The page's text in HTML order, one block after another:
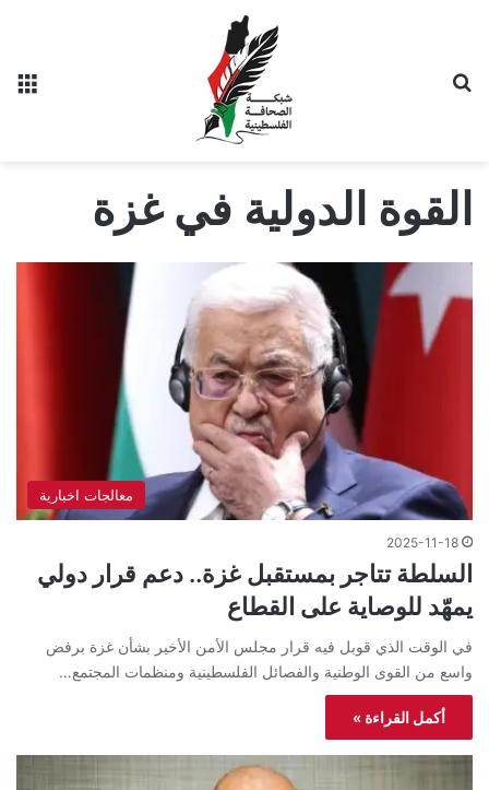
القوة الدولية في غزة
معالجات اخبارية
2025-11-18
السلطة تتاجر بمستقبل غزة.. دعم قرار دولي
يمهّد للوصاية على القطاع
في الوقت الذي قوبل فيه قرار مجلس الأمن الأخير بشأن غزة برفض
واسع من القوى الوطنية والفصائل الفلسطينية ومنظمات المجتمع…
أكمل القراءة »